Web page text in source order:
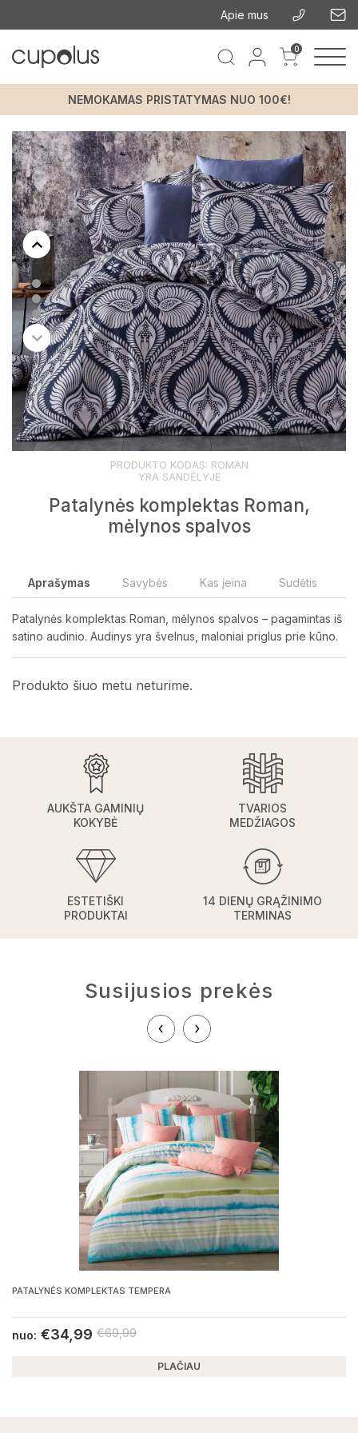
Apie mus
0
NEMOKAMAS PRISTATYMAS NUO 100€!
PRODUKTO KODAS: ROMAN
YRA SANDĖLYJE
Patalynės komplektas Roman,
mėlynos spalvos
Aprašymas Savybės Kas įeina Sudėtis
Patalynės komplektas Roman, mėlynos spalvos – pagamintas iš
satino audinio. Audinys yra švelnus, maloniai priglus prie kūno.
Produkto šiuo metu neturime.
AUKŠTA GAMINIŲ
KOKYBĖ
TVARIOS
MEDŽIAGOS
ESTETIŠKI
PRODUKTAI
14 DIENŲ GRĄŽINIMO
TERMINAS
Susijusios prekės
PATALYNĖS KOMPLEKTAS TEMPERA
nuo: €34,99 €69,99
PLAČIAU